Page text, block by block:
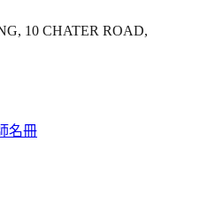
10 CHATER ROAD,
名冊